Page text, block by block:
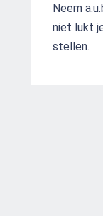
Neem
niet lukt
stellen.